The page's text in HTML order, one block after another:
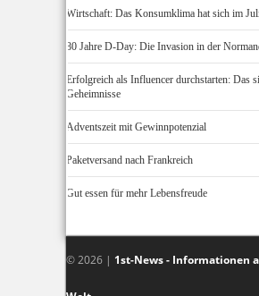
Wirtschaft: Das Konsumklima hat sich im
80 Jahre D-Day: Die Invasion in der
Erfolgreich als Influencer durchstarten: Das
Geheimnisse
Adventszeit mit Gewinnpotenzial
Paketversand nach Frankreich
Gut essen für mehr Lebensfreude
© 2026 | 1st-News - Informationen